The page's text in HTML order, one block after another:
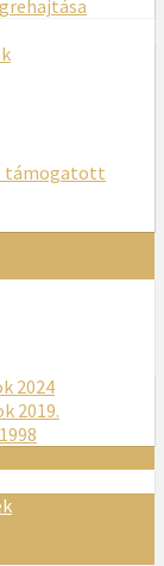
támogatott
2024
2019.